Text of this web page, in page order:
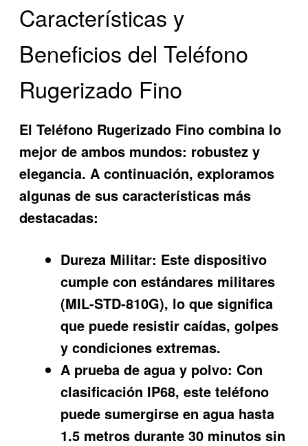
Características y
Beneficios del Teléfono
Rugerizado Fino
ElTeléfono Rugerizado Fino combina lo
mejor de ambos mundos: robustez y
elegancia. A continuación, exploramos
algunas de sus características más
destacadas:
Dureza Militar: Este dispositivo
cumple con estándares militares
(MIL-STD-810G), lo que significa
que puede resistir caídas, golpes
y condiciones extremas.
A prueba de agua y polvo: Con
clasificación IP68, este teléfono
puede sumergirse en agua hasta
1.5 metros durante 30 minutos sin